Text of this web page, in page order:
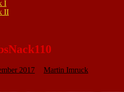
I
II
2017
Martin Imruck